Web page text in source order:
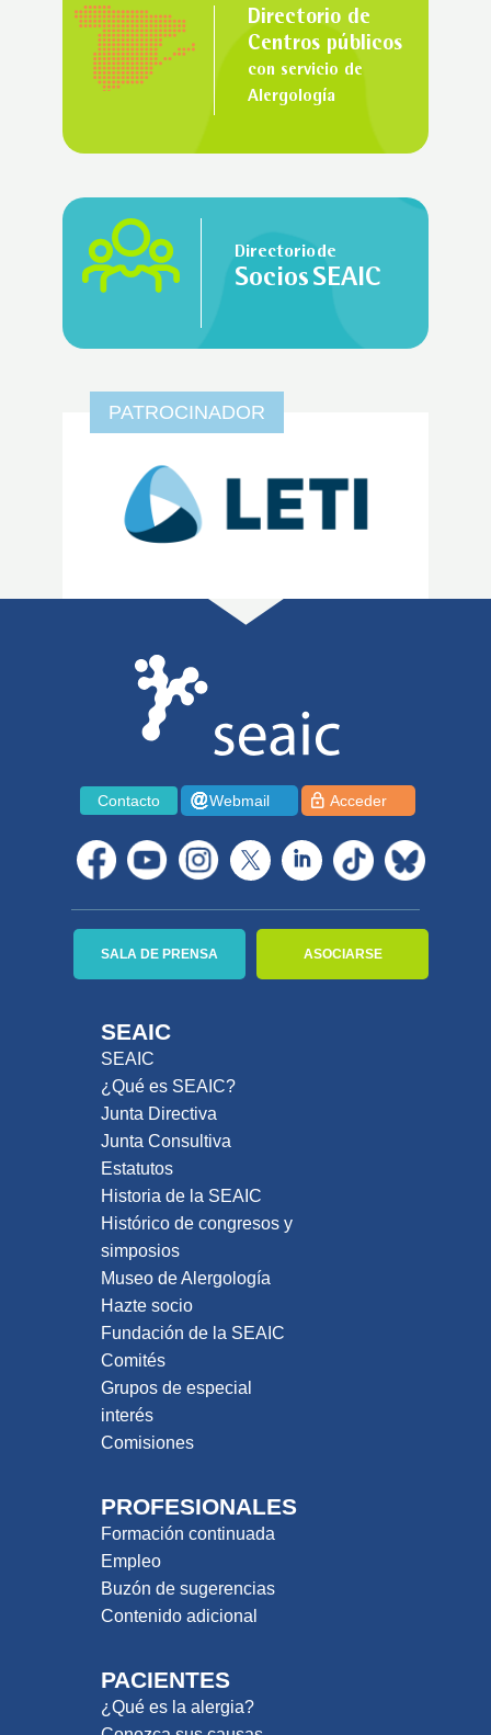
Directorio de
Centros públicos
con servicio de
Alergología
Directorio de
Socios SEAIC
PATROCINADOR
Contacto Webmail Acceder
SEAIC
SEAIC
¿Qué es SEAIC?
Junta Directiva
Junta Consultiva
Estatutos
Historia de la SEAIC
Histórico de congresos y
simposios
Museo de Alergología
Hazte socio
Fundación de la SEAIC
Comités
Grupos de especial
interés
Comisiones
PROFESIONALES
Formación continuada
Empleo
Buzón de sugerencias
Contenido adicional
PACIENTES
¿Qué es la alergia?
SALA DE PRENSA ASOCIARSE